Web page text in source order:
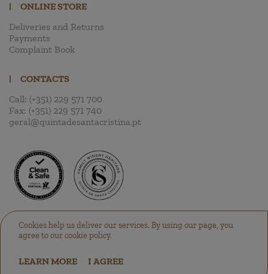
Cookies help us deliver our services. By using our page, you
agree to our cookie policy.
LEARN MORE I AGREE
|
ONLINE STORE
Deliveries and Returns
Payments
Complaint Book
|
CONTACTS
Call: (+351) 229 571 700
Fax: (+351) 229 571 740
geral@quintadesantacristina.pt